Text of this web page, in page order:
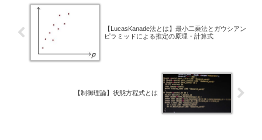
【LucasKanade法とは】最小二乗法とガウシアン
ピラミッドによる推定の原理・計算式
【制御理論】状態方程式とは